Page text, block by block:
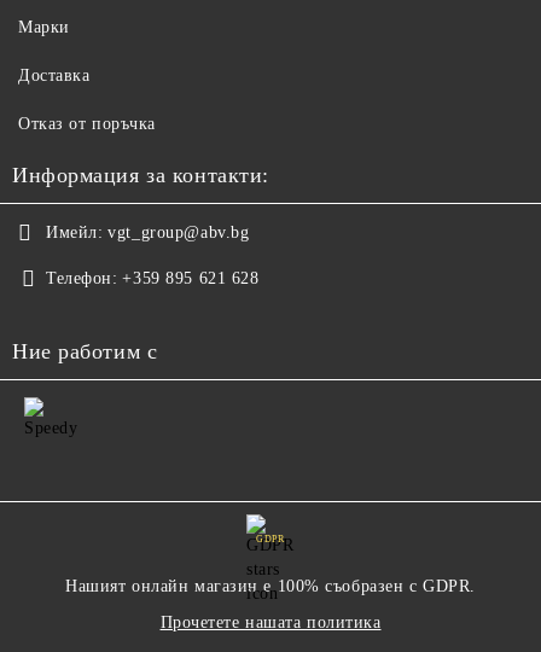
Марки
Доставка
Отказ от поръчка
Информация за контакти:
Имейл: vgt_group@abv.bg
Телефон: +359 895 621 628
Ние работим с
GDPR
Нашият онлайн магазин е 100% съобразен с GDPR.
Прочетете нашата политика